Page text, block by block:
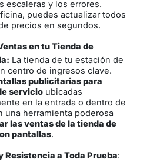
escaleras y los errores.
puedes actualizar todos
precios en segundos.
en tu Tienda de
: La tienda de tu estación de
centro de ingresos clave.
publicitarias para
servicioubicadas
en la entrada o dentro de
una herramienta poderosa
las ventas de la tienda de
pantallas.
Resistencia a Toda Prueba: